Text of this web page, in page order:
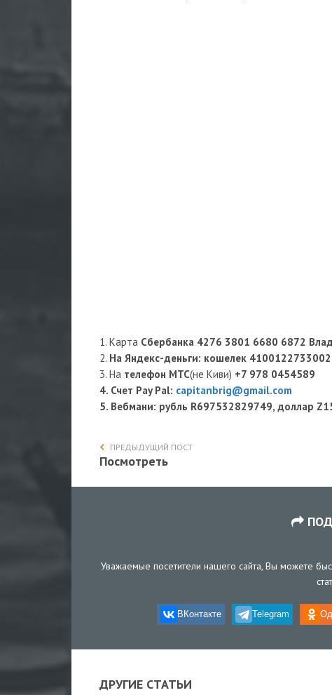
1. Карта Сбербанка 4276 3801 6680 6872
2. На Яндекс-деньги: кошелек
3. На телефон МТС(не Киви) +7 978 0454589
4. Счет Pay Pal: capitanbrig@gmail.com
5. Вебмани: рубль R697532829749, доллар
ПРЕДЫДУЩИЙ ПОСТ
Посмотреть
Уважаемые посетители нашего сайта, Вы можете
ВКонтакте Telegram
ДРУГИЕ СТАТЬИ